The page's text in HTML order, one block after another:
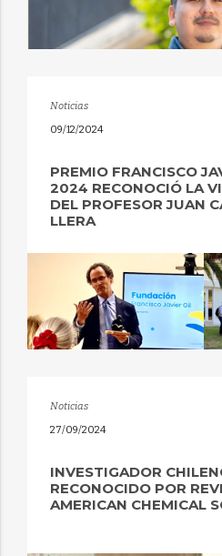
Noticias
09/12/2024
PREMIO FRANCISCO
2024 RECONOCIÓ LA
DEL PROFESOR JUAN
LLERA
Noticias
27/09/2024
INVESTIGADOR
RECONOCIDO POR
AMERICAN CHEMICAL